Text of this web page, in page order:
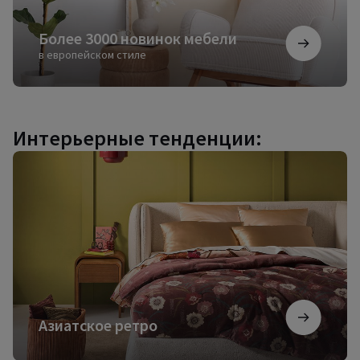
Более 3000 новинок мебели
в европейском стиле
Интерьерные тенденции:
Азиатское ретро
Азиатское